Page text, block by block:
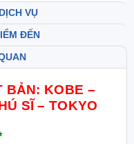
VỤ
ĐẾN
BẢN: KOBE –
SĨ – TOKYO